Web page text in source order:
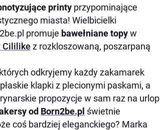
printy przypominające
miasta! Wielbicielki
promuje bawełniane topyw
Cililike z rozkloszowaną, poszarpaną
odkryjemy każdy zakamarek
klapki z plecionymi paskami, a
propozycje w sam raz na urlop
od Born2be.pl świetnie
coś bardziej eleganckiego? Marka